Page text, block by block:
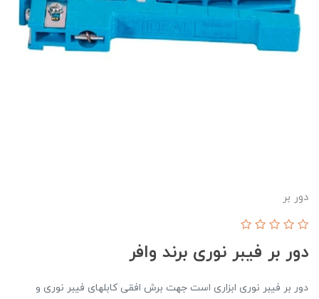
دور بر
دور بر فیبر نوری برند وافر
دور بر فیبر نوری ابزاری است جهت برش افقی کابلهای فیبر نوری و